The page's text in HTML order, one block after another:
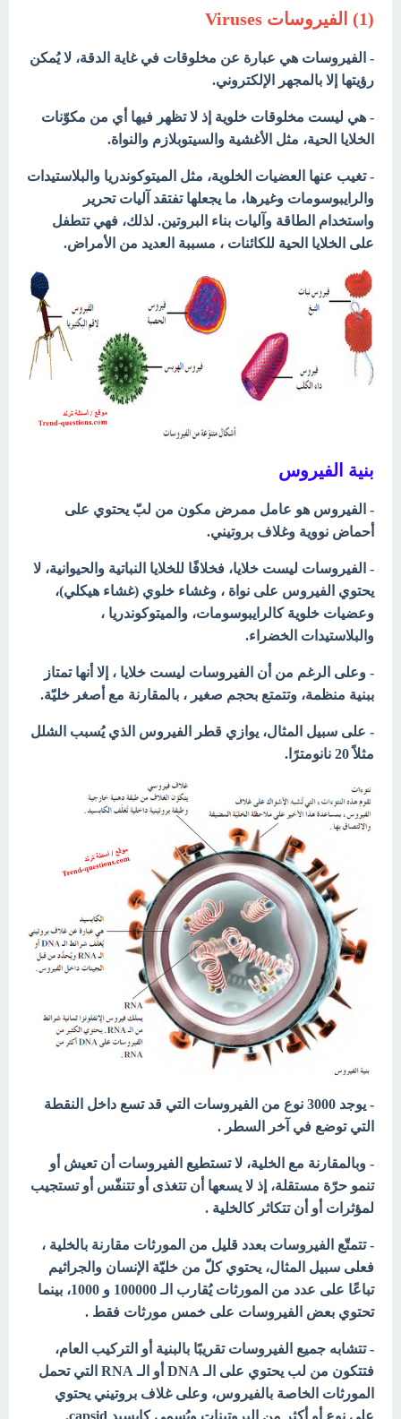
(1) الفيروسات Viruses
- الفيروسات هي عبارة عن مخلوقات في غاية الدقة، لا يُمكن
رؤيتها إلا بالمجهر الإلكتروني.
- هي ليست مخلوقات خلوية إذ لا تظهر فيها أي من مكوّنات
الخلايا الحية، مثل الأغشية والسيتوبلازم والنواة.
- تغيب عنها العضيات الخلوية، مثل الميتوكوندريا والبلاستيدات
والرايبوسومات وغيرها، ما يجعلها تفتقد آليات تحرير
واستخدام الطاقة وآليات بناء البروتين. لذلك، فهي تتطفل
على الخلايا الحية للكائنات ، مسببة العديد من الأمراض.
بنية الفيروس
- الفيروس هو عامل ممرض مكون من لبّ يحتوي على
أحماض نووية وغلاف بروتيني.
- الفيروسات ليست خلايا، فخلافًا للخلايا النباتية والحيوانية، لا
يحتوي الفيروس على نواة ، وغشاء خلوي (غشاء هيكلي)،
وعضيات خلوية كالرايبوسومات، والميتوكوندريا ،
والبلاستيدات الخضراء.
- وعلى الرغم من أن الفيروسات ليست خلايا ، إلا أنها تمتاز
ببنية منظمة، وتتمتع بحجم صغير ، بالمقارنة مع أصغر خليّة.
- على سبيل المثال، يوازي قطر
الفيروس الذي يُسبب الشلل
مثلاً 20 نانومترًا.
- يوجد 3000 نوع من الفيروسات التي قد تسع داخل النقطة
التي توضع في آخر السطر .
- وبالمقارنة مع الخلية، لا تستطيع الفيروسات أن تعيش أو
تنمو حرّة مستقلة، إذ لا يسعها أن تتغذى أو تتنفّس أو تستجيب
لمؤثرات أو أن تتكاثر كالخلية .
- تتمتّع الفيروسات بعدد قليل من المورثات مقارنة بالخلية ،
فعلى سبيل المثال، يحتوي كلّ من خليّة الإنسان والجراثيم
تباعًا على عدد من المورثات يُقارب الـ 100000 و 1000، بينما
تحتوي بعض الفيروسات على خمس مورثات فقط .
- تتشابه جميع الفيروسات تقريبًا بالبنية أو التركيب العام،
فتتكون من
لب يحتوي على الـ DNA أو الـ RNA التي تحمل
المورثات الخاصة بالفيروس، وعلى غلاف بروتيني يحتوي